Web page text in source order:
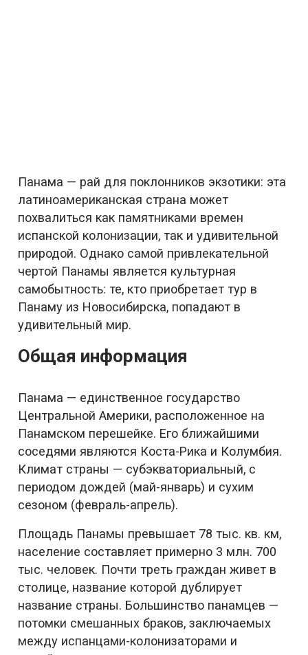
Панама — рай для поклонников экзотики: эта
латиноамериканская страна может
похвалиться как памятниками времен
испанской колонизации, так и удивительной
природой. Однако самой привлекательной
чертой Панамы является культурная
самобытность: те, кто приобретает тур в
Панаму из Новосибирска, попадают в
удивительный мир.
Общая информация
Панама — единственное государство
Центральной Америки, расположенное на
Панамском перешейке. Его ближайшими
соседями являются Коста-Рика и Колумбия.
Климат страны — субэкваториальный, с
периодом дождей (май-январь) и сухим
сезоном (февраль-апрель).
Площадь Панамы превышает 78 тыс. кв. км,
население составляет примерно 3 млн. 700
тыс. человек. Почти треть граждан живет в
столице, название которой дублирует
название страны. Большинство панамцев —
потомки смешанных браков, заключаемых
между испанцами-колонизаторами и